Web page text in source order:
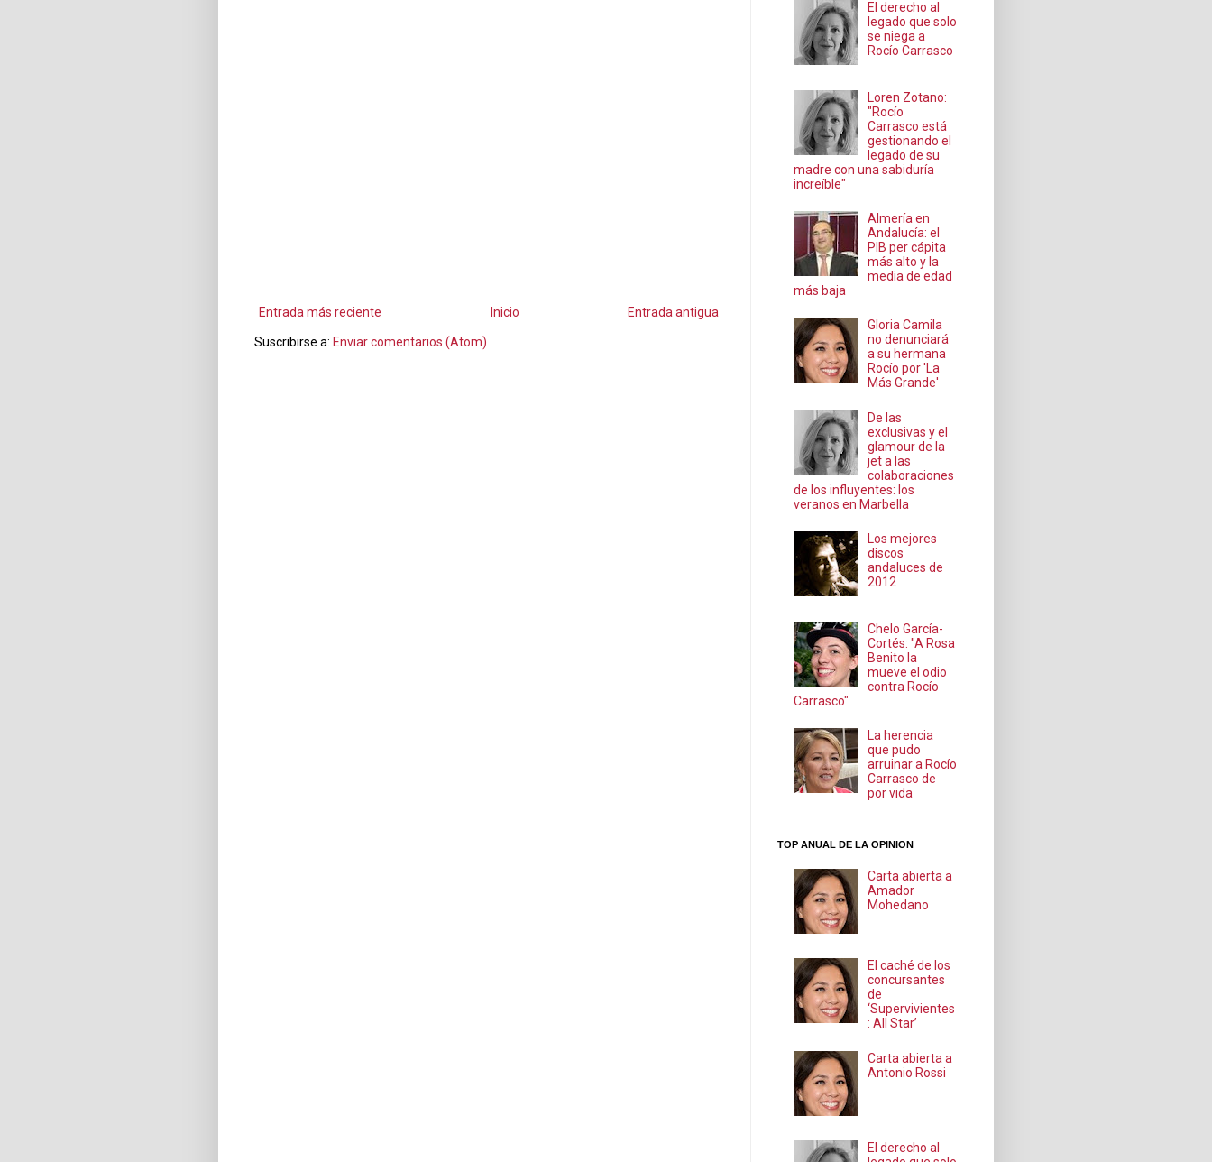
Entrada más reciente Entrada antigua
Inicio
Suscribirse a: Enviar comentarios (Atom)
El derecho al
legado que solo
se niega a
Rocío Carrasco
Loren Zotano:
"Rocío
Carrasco está
gestionando el
legado de su
madre con una sabiduría
increíble"
Almería en
Andalucía: el
PIB per cápita
más alto y la
media de edad
más baja
Gloria Camila
no denunciará
a su hermana
Rocío por 'La
Más Grande'
De las
exclusivas y el
glamour de la
jet a las
colaboraciones
de los influyentes: los
veranos en Marbella
Los mejores
discos
andaluces de
2012
Chelo García-
Cortés: "A Rosa
Benito la
mueve el odio
contra Rocío
Carrasco"
La herencia
que pudo
arruinar a Rocío
Carrasco de
por vida
TOP ANUAL DE LA OPINION
Carta abierta a
Amador
Mohedano
El caché de los
concursantes
de
‘Supervivientes
: All Star’
Carta abierta a
Antonio Rossi
El derecho al